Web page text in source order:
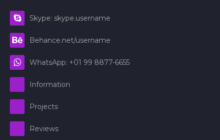
Skype: skype.username
Behance.net/username
WhatsApp: +01 99 8877-6655
Information
Projects
Reviews